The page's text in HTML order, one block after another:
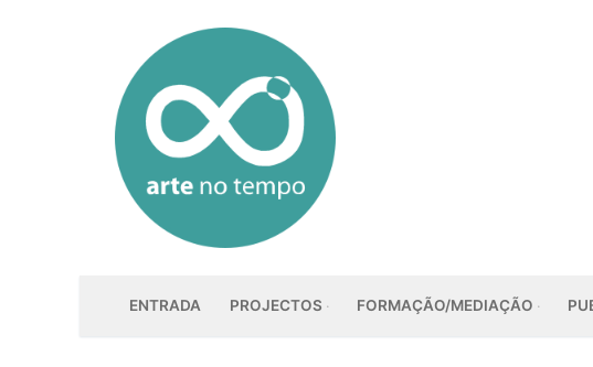
conteúdo
ENTRADA PROJECTOS FORMAÇÃO/MEDIAÇÃO